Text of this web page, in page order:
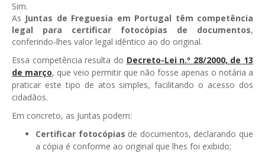
GESComunicação
GESContPública
GESDenúncia
GESDocumental
GESElevador
GESEscola
Isenção de IVA
Sim.
As Juntas de Freguesia em Portugal têm competência
legal para certificar fotocópias de documentos,
conferindo-lhes valor legal idêntico ao do original.
Essa competência resulta do Decreto-Lei n.º 28/2000, de 13
de março, que veio permitir que não fosse apenas o notária a
praticar este tipo de atos simples, facilitando o acesso dos
cidadãos.
Em concreto, as Juntas podem:
Certificar fotocópias de documentos, declarando que
a cópia é conforme ao original que lhes foi exibido;